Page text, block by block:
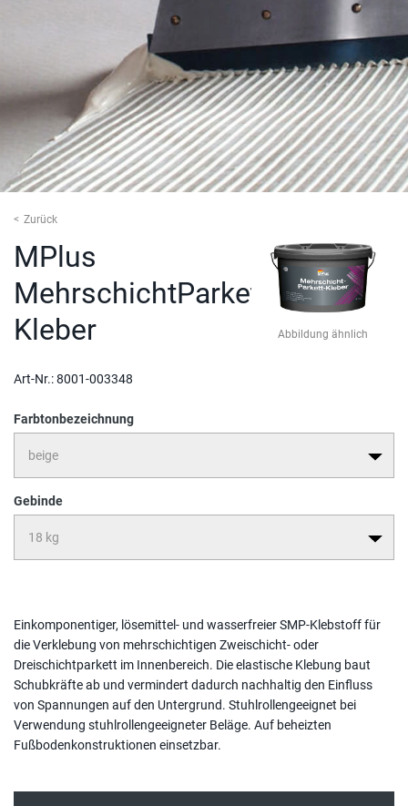
Zurück
MPlus
MehrschichtParkett-
Kleber
Abbildung ähnlich
Einkomponentiger, lösemittel- und wasserfreier SMP-Klebstoff für
die Verklebung von mehrschichtigen Zweischicht- oder
Dreischichtparkett im Innenbereich. Die elastische Klebung baut
Schubkräfte ab und vermindert dadurch nachhaltig den Einfluss
von Spannungen auf den Untergrund. Stuhlrollengeeignet bei
Verwendung stuhlrollengeeigneter Beläge. Auf beheizten
Fußbodenkonstruktionen einsetzbar.
Art-Nr.:8001-003348
Farbtonbezeichnung
Gebinde